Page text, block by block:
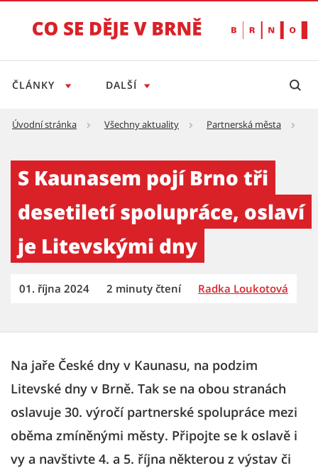
ČLÁNKY DALŠÍ
Úvodní stránka Všechny aktuality Partnerská města
S Kaunasem pojí Brno tři
desetiletí spolupráce, oslaví
je Litevskými dny
01. října 2024 2 minuty čtení Radka Loukotová
Na jaře České dny v Kaunasu, na podzim
Litevské dny v Brně. Tak se na obou stranách
oslavuje 30. výročí partnerské spolupráce mezi
oběma zmíněnými městy. Připojte se k oslavě i
vy a navštivte 4. a 5. října některou z výstav či